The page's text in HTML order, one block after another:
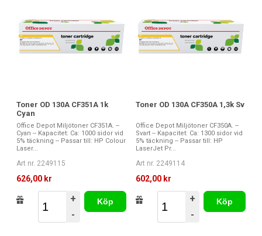
Toner OD 130A CF351A 1k
Cyan
Office Depot Miljötoner CF351A. --
Cyan -- Kapacitet: Ca: 1000 sidor vid
5% täckning -- Passar till: HP Colour
Laser...
Art nr. 2249115
626,00 kr
+
-
Köp
Toner OD 130A CF350A 1,3k Sv
Office Depot Miljötoner CF350A. --
Svart -- Kapacitet: Ca: 1300 sidor vid
5% täckning -- Passar till: HP
LaserJet Pr...
Art nr. 2249114
602,00 kr
+
-
Köp